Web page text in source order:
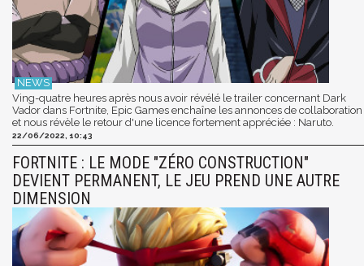
Ving-quatre heures après nous avoir révélé le trailer concernant Dark
Vador dans Fortnite, Epic Games enchaîne les annonces de collaboration
et nous révèle le retour d'une licence fortement appréciée : Naruto.
22/06/2022, 10:43
FORTNITE : LE MODE "ZÉRO CONSTRUCTION"
DEVIENT PERMANENT, LE JEU PREND UNE AUTRE
DIMENSION